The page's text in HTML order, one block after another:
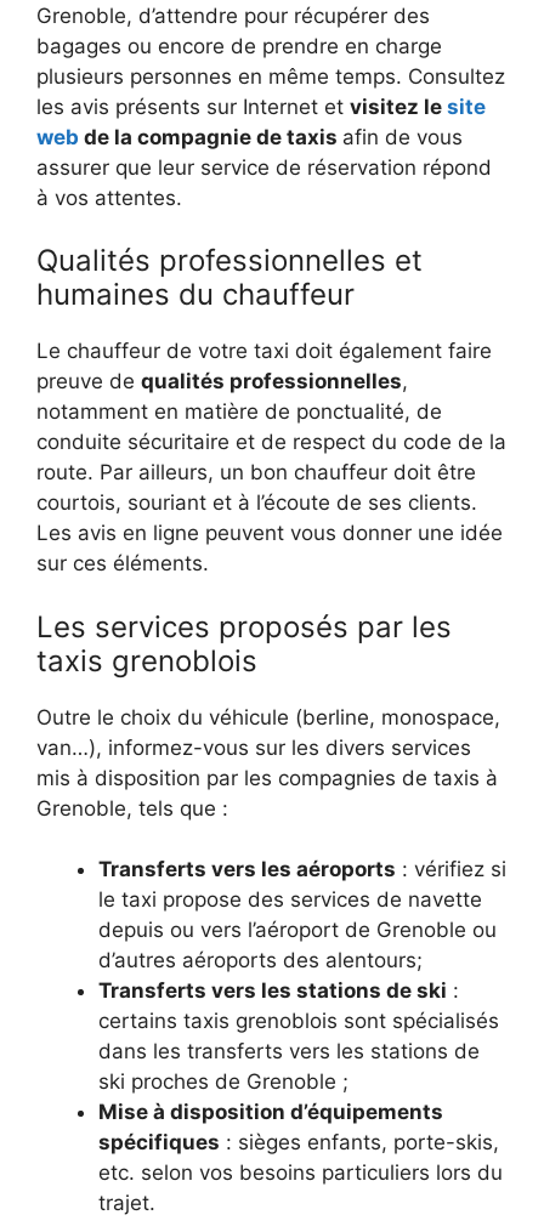
Grenoble, d’attendre pour récupérer des
bagages ou encore de prendre en charge
plusieurs personnes en même temps. Consultez
les avis présents sur Internet et visitez le site
web de la compagnie de taxis afin de vous
assurer que leur service de réservation répond
à vos attentes.
Qualités professionnelles et
humaines du chauffeur
Le chauffeur de votre taxi doit également faire
preuve de qualités professionnelles,
notamment en matière de ponctualité, de
conduite sécuritaire et de respect du code de la
route. Par ailleurs, un bon chauffeur doit être
courtois, souriant et à l’écoute de ses clients.
Les avis en ligne peuvent vous donner une idée
sur ces éléments.
Les services proposés par les
taxis grenoblois
Outre le choix du véhicule (berline, monospace,
van…), informez-vous sur les divers services
mis à disposition par les compagnies de taxis à
Grenoble, tels que :
Transferts vers les aéroports : vérifiez si
le taxi propose des services de navette
depuis ou vers l’aéroport de Grenoble ou
d’autres aéroports des alentours;
Transferts vers les stations de ski :
certains taxis grenoblois sont spécialisés
dans les transferts vers les stations de
ski proches de Grenoble ;
Mise à disposition d’équipements
spécifiques : sièges enfants, porte-skis,
etc. selon vos besoins particuliers lors du
trajet.